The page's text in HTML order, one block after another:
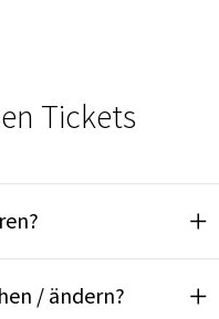
Tickets
/ ändern?